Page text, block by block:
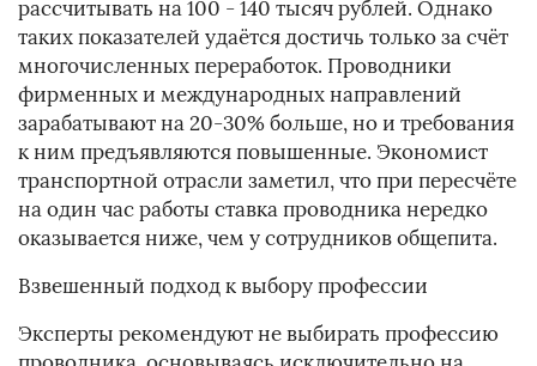
рассчитывать на 100 - 140 тысяч рублей. Однако
таких показателей удаётся достичь только за счёт
многочисленных переработок. Проводники
фирменных и международных направлений
зарабатывают на 20-30% больше, но и требования
к ним предъявляются повышенные. Экономист
транспортной отрасли заметил, что при пересчёте
на один час работы ставка проводника нередко
оказывается ниже, чем у сотрудников общепита.
Взвешенный подход к выбору профессии
Эксперты рекомендуют не выбирать профессию